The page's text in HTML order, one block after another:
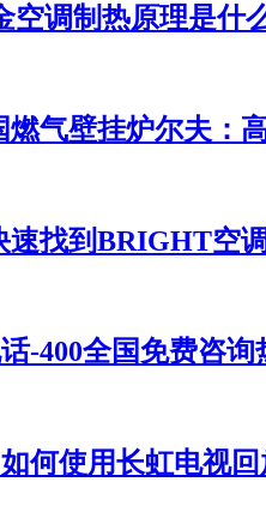
空调制热原理是什
气壁挂炉尔夫：
找到BRIGHT空
-400全国免费咨
何使用长虹电视回